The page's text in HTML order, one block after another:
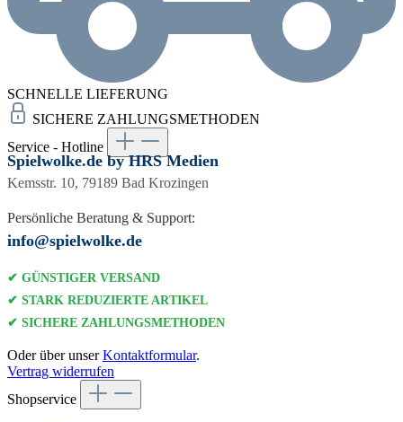
SCHNELLE LIEFERUNG
SICHERE ZAHLUNGSMETHODEN
Service - Hotline
Spielwolke.de by HRS Medien
Kemsstr. 10, 79189 Bad Krozingen
Persönliche Beratung & Support:
info@spielwolke.de
✔ GÜNSTIGER VERSAND
✔ STARK REDUZIERTE ARTIKEL
✔ SICHERE ZAHLUNGSMETHODEN
Oder über unserKontaktformular.
Vertrag widerrufen
Shopservice